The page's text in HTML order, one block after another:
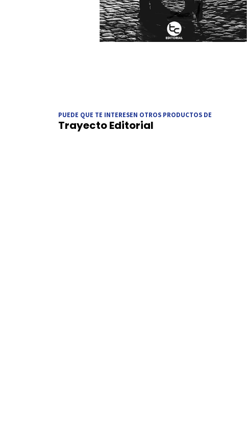
PUEDE QUE TE INTERESEN OTROS PRODUCTOS DE
Trayecto Editorial